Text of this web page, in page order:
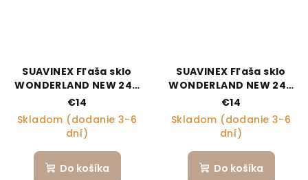
SUAVINEX Fľaša sklo
WONDERLAND NEW 240
ml fyziologická SX PRO
+3 MF - krémový kvet
€14
Skladom (dodanie 3-6
dní)
Do košíka
SUAVINEX Fľaša sklo
WONDERLAND NEW 240
ml fyziologická SX PRO
+3 MF - ružový králik
€14
Skladom (dodanie 3-6
dní)
Do košíka